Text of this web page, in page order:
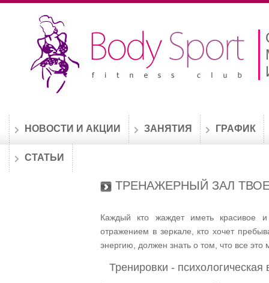
НОВОСТИ И АКЦИИ ЗАНЯТИЯ ГРАФИК
СТАТЬИ
ТРЕНАЖЕРНЫЙ ЗАЛ
Каждый кто жаждет иметь красивое
отражением в зеркале, кто хочет
энергию, должен знать о том, что все это
Тренировки - психологическая